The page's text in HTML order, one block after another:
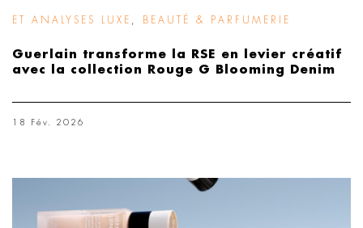
ET ANALYSES LUXE BEAUTÉ & PARFUMERIE
Guerlain transforme la RSE en levier créatif
avec la collection Rouge G Blooming Denim
18 Fév. 2026